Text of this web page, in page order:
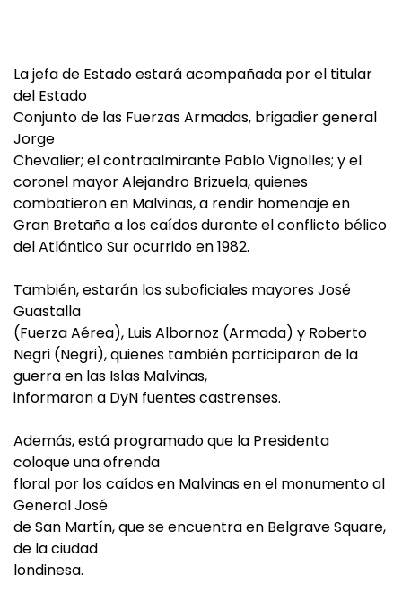
La jefa de Estado estará acompañada por el titular
del Estado
Conjunto de las Fuerzas Armadas, brigadier general
Jorge
Chevalier; el contraalmirante Pablo Vignolles; y el
coronel mayor Alejandro Brizuela, quienes
combatieron en Malvinas, a rendir homenaje en
Gran Bretaña a los caídos durante el conflicto bélico
del Atlántico Sur ocurrido en 1982.
También, estarán los suboficiales mayores José
Guastalla
(Fuerza Aérea), Luis Albornoz (Armada) y Roberto
Negri (Negri), quienes también participaron de la
guerra en las Islas Malvinas,
informaron a DyN fuentes castrenses.
Además, está programado que la Presidenta
coloque una ofrenda
floral por los caídos en Malvinas en el monumento al
General José
de San Martín, que se encuentra en Belgrave Square,
de la ciudad
londinesa.